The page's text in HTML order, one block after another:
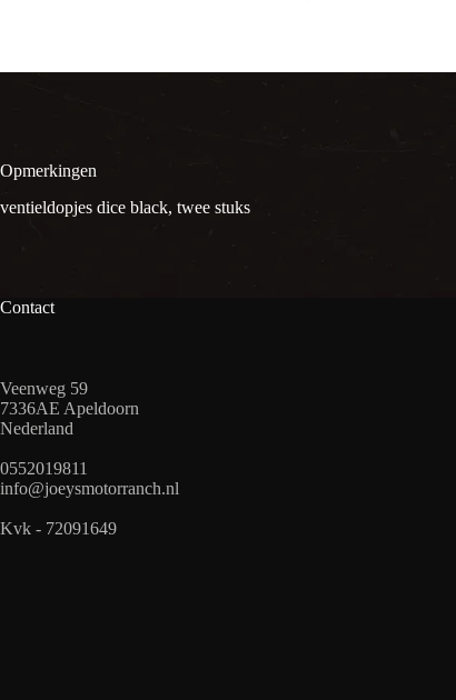
Opmerkingen
ventieldopjes dice black, twee stuks
Contact
Veenweg 59
7336AE Apeldoorn
Nederland
0552019811
info@joeysmotorranch.nl
Kvk - 72091649